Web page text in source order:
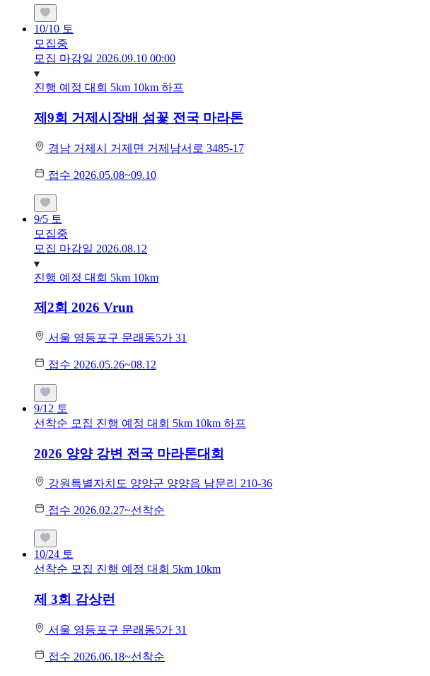
10/10 토
모집중
모집 마감일 2026.09.10 00:00
진행 예정 대회 5km 10km 하프
제9회 거제시장배 섬꽃 전국 마라톤
경남 거제시 거제면 거제남서로 3485-17
접수 2026.05.08~09.10
9/5 토
모집중
모집 마감일 2026.08.12
진행 예정 대회 5km 10km
제2회 2026 Vrun
서울 영등포구 문래동5가 31
접수 2026.05.26~08.12
9/12 토
선착순 모집 진행 예정 대회 5km 10km 하프
2026 양양 강변 전국 마라톤대회
강원특별자치도 양양군 양양읍 남문리 210-36
접수 2026.02.27~선착순
10/24 토
선착순 모집 진행 예정 대회 5km 10km
제 3회 감상런
서울 영등포구 문래동5가 31
접수 2026.06.18~선착순